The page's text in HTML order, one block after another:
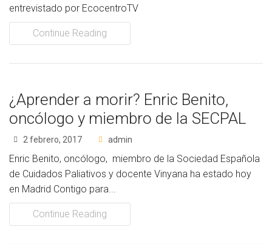
Acompañamiento
Noticias
Vídeos
Cómo Colaborar
entrevistado por EcocentroTV
Continue Reading
¿Aprender a morir? Enric Benito,
oncólogo y miembro de la SECPAL
2 febrero, 2017 admin
Enric Benito, oncólogo, miembro de la Sociedad Española
de Cuidados Paliativos y docente Vinyana ha estado hoy
en Madrid Contigo para...
Continue Reading